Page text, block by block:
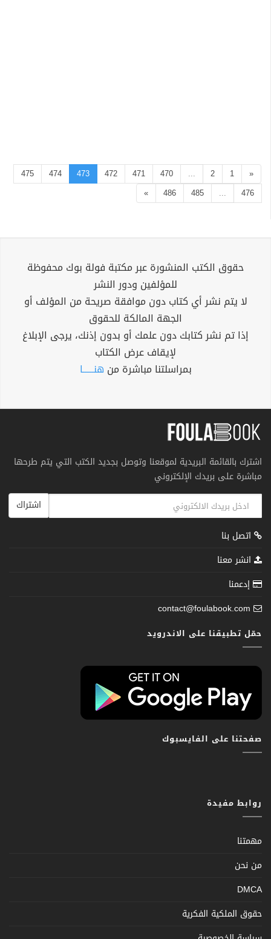
«
1
2
...
470
471
472
473
474
475
476
...
485
486
»
حقوق الكتب المنشورة عبر مكتبة فولة بوك محفوظة
للمؤلفين ودور النشر
لا يتم نشر أي كتاب دون موافقة صريحة من المؤلف أو
الجهة المالكة للحقوق
إذا تم نشر كتابك دون علمك أو بدون إذنك، يرجى الإبلاغ
لإيقاف عرض الكتاب
بمراسلتنا مباشرة من هنــــــا
اشترك بالقائمة البريدية لموقعنا وتوصل بجديد الكتب التي يتم طرحها
مباشرة على بريدك الإلكتروني
اشتراك
اتصل بنا
انشر معنا
إدعمنا
contact@foulabook.com
حمّل تطبيقنا على الاندرويد
صفحتنا على الفايسبوك
روابط مفيدة
مهمتنا
من نحن
DMCA
حقوق الملكية الفكرية